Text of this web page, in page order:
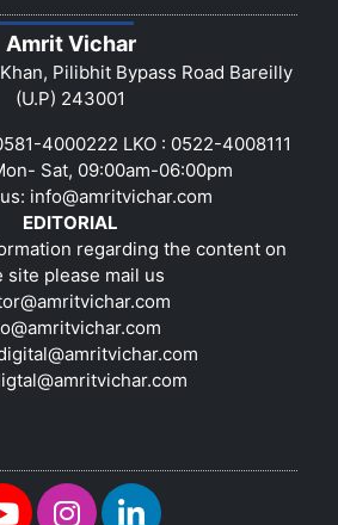
Amrit Vichar
Pilibhit Bypass Road Bareilly
(U.P) 243001
4000222 LKO : 0522-4008111
Sat, 09:00am-06:00pm
info@amritvichar.com
EDITORIAL
regarding the content on
site please mail us